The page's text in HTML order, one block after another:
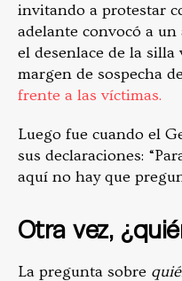
invitando a protestar
adelante convocó a
el desenlace de la silla
margen de sospecha
frente a las víctimas.
Luego fue cuando el
sus declaraciones:
aquí no hay que
Otra vez,
La pregunta sobre